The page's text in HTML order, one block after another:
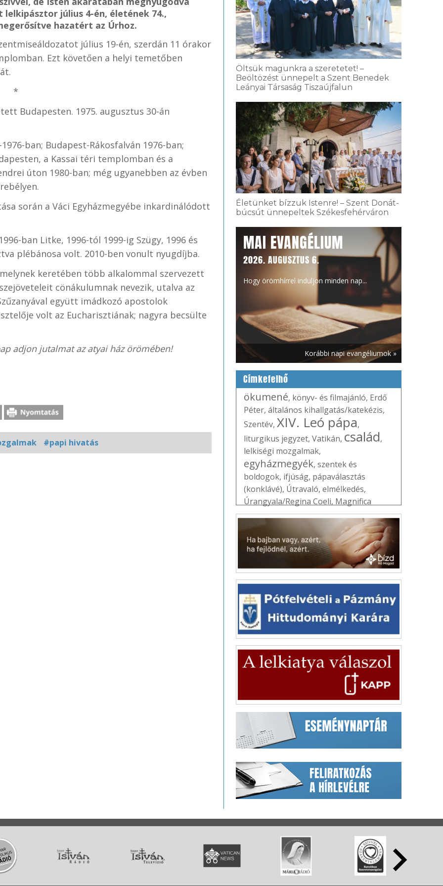
július 4-én, életének 74.,
hazatért az Úrhoz.
július 19-én, szerdán 11 órakor
Ezt követően a helyi temetőben
*
Budapesten. 1975. augusztus 30-án
ban; Budapest-Rákosfalván 1976-ban;
a Kassai téri templomban és a
úton 1980-ban; még ugyanebben az évben
során a Váci Egyházmegyébe inkardinálódott
ban Litke, 1996-tól 1999-ig Szügy, 1996 és
plébánosa volt. 2010-ben vonult nyugdíjba.
keretében több alkalommal szervezett
cönákulumnak nevezik, utalva az
együtt imádkozó apostolok
volt az Eucharisztiának; nagyra becsülte
adjon jutalmat az atyai ház örömében!
#papi hivatás
Öltsük magunkra a szeretetet! –
Beöltözést ünnepelt a Szent Benedek
Leányai Társaság Tiszaújfalun
Életünket bízzuk Istenre! – Szent Donát-
búcsút ünnepeltek Székesfehérváron
MAI EVANGÉLIUM
2026. AUGUSZTUS 6.
Hogy örömhírrel induljon minden nap...
Korábbi napi evangéliumok »
Címkefelhő
ökumené, könyv- és filmajánló, Erdő
Péter, általános kihallgatás/katekézis,
Szentév, XIV. Leó pápa,
liturgikus jegyzet, Vatikán, család,
lelkiségi mozgalmak,
egyházmegyék, szentek és
boldogok, ifjúság, pápaválasztás
(konklávé), Útravaló, elmélkedés,
Úrangyala/Regina Coeli, Magnifica
humanitas